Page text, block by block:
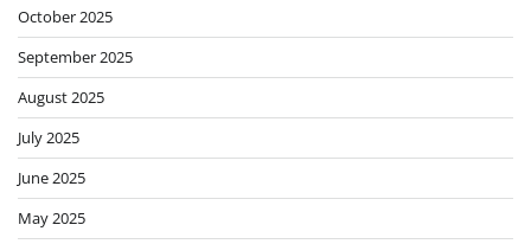
October 2025
September 2025
August 2025
July 2025
June 2025
May 2025